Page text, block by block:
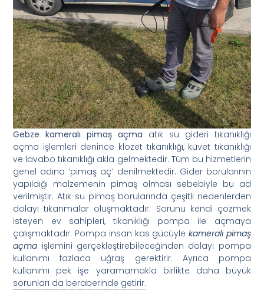
Gebze kameralı pimaş açma atık su gideri tıkanıklığı
açma işlemleri denince klozet tıkanıklığı, küvet tıkanıklığı
ve lavabo tıkanıklığı akla gelmektedir. Tüm bu hizmetlerin
genel adına ‘pimaş aç’ denilmektedir. Gider borularının
yapıldığı malzemenin pimaş olması sebebiyle bu ad
verilmiştir. Atık su pimaş borularında çeşitli nedenlerden
dolayı tıkanmalar oluşmaktadır. Sorunu kendi çözmek
isteyen ev sahipleri, tıkanıklığı pompa ile açmaya
çalışmaktadır. Pompa insan kas gücüyle kameralı pimaş
açma işlemini gerçekleştirebileceğinden dolayı pompa
kullanımı fazlaca uğraş gerektirir. Ayrıca pompa
kullanımı pek işe yaramamakla birlikte daha büyük
sorunları da beraberinde getirir.